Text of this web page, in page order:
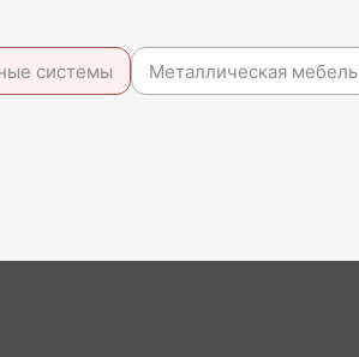
системы Металлическая мебель